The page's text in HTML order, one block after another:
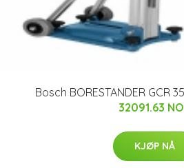
Bosch BORESTANDER GCR
32091.63
KJØP NÅ